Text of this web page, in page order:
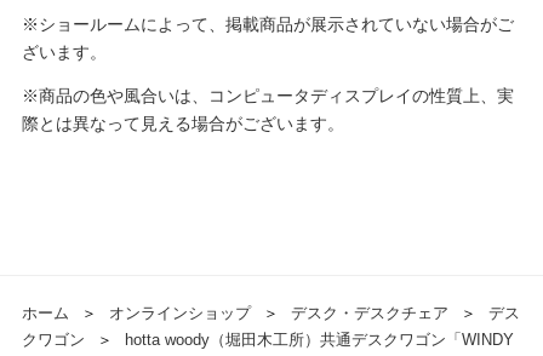
※ショールームによって、掲載商品が展示されていない場合がご
ざいます。
※商品の色や風合いは、コンピュータディスプレイの性質上、実
際とは異なって見える場合がございます。
ホーム ＞ オンラインショップ ＞ デスク・デスクチェア ＞
デス
クワゴン
＞
hotta woody（堀田木工所）共通デスクワゴン「WINDY